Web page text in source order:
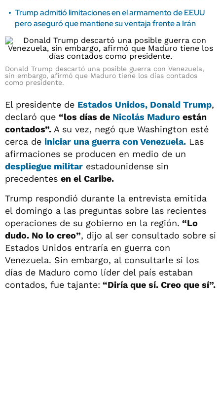
Trump admitió limitaciones en el armamento de EEUU
pero aseguró que mantiene su ventaja frente a Irán
Donald Trump descartó una posible guerra con Venezuela,
sin embargo, afirmó que Maduro tiene los días contados
como presidente.
El presidente de Estados Unidos, Donald Trump,
declaró que “los días de Nicolás Maduro están
contados”. A su vez, negó que Washington esté
cerca de iniciar una guerra conVenezuela. Las
afirmaciones se producen en medio de un
despliegue militar estadounidense sin
precedentes en el Caribe.
Trump respondió durante la entrevista emitida
el domingo a las preguntas sobre las recientes
operaciones de su gobierno en la región. “Lo
dudo. No lo creo”, dijo al ser consultado sobre si
Estados Unidos entraría en guerra con
Venezuela. Sin embargo, al consultarle si los
días de Maduro como líder del país estaban
contados, fue tajante: “Diría que sí. Creo que sí”.